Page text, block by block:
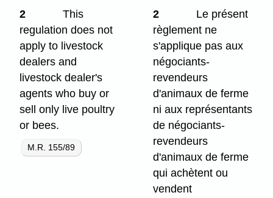
2
This
regulation does not
apply to livestock
dealers and
livestock dealer's
agents who buy or
sell only live poultry
or bees.
M.R. 155/89
2
Le présent
règlement ne
s'applique pas aux
négociants-
revendeurs
d'animaux de ferme
ni aux représentants
de négociants-
revendeurs
d'animaux de ferme
qui achètent ou
vendent